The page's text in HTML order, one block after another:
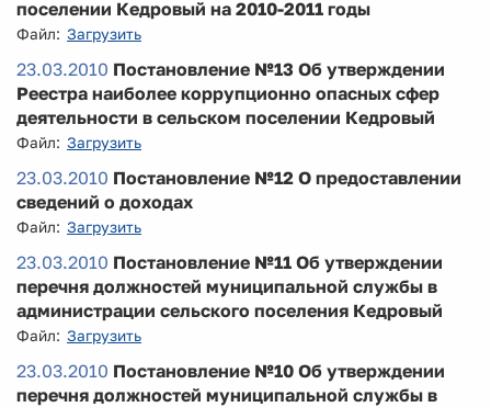
поселении Кедровый на 2010-2011 годы
Файл: Загрузить
23.03.2010 Постановление №13 Об утверждении
Реестра наиболее коррупционно опасных сфер
деятельности в сельском поселении Кедровый
Файл: Загрузить
23.03.2010 Постановление №12 О предоставлении
сведений о доходах
Файл: Загрузить
23.03.2010 Постановление №11 Об утверждении
перечня должностей муниципальной службы в
администрации сельского поселения Кедровый
Файл: Загрузить
23.03.2010 Постановление №10 Об утверждении
перечня должностей муниципальной службы в